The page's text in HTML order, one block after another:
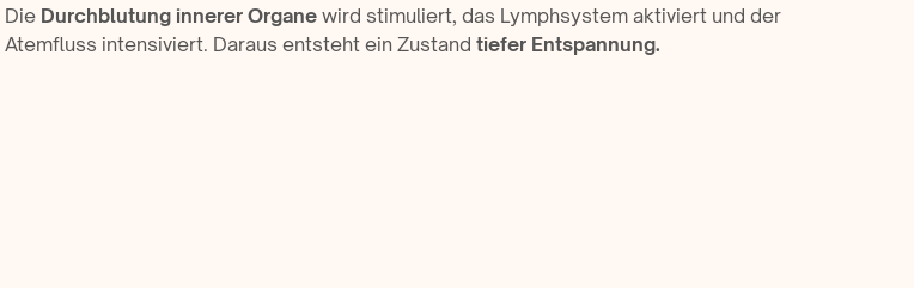
Die Durchblutung innerer Organewird stimuliert, das Lymphsystem aktiviert und der
Atemfluss intensiviert. Daraus entsteht ein Zustand tiefer Entspannung.